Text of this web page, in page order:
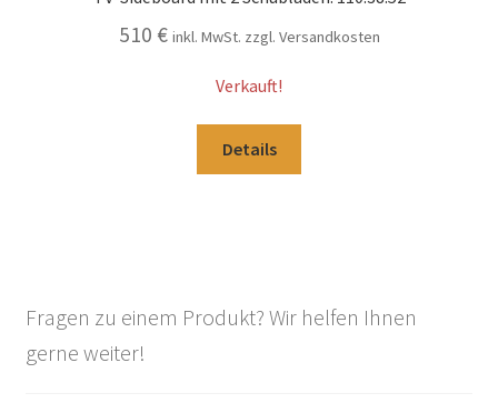
510 € inkl. MwSt. zzgl. Versandkosten
Verkauft!
Details
Fragen zu einem Produkt? Wir helfen Ihnen
gerne weiter!